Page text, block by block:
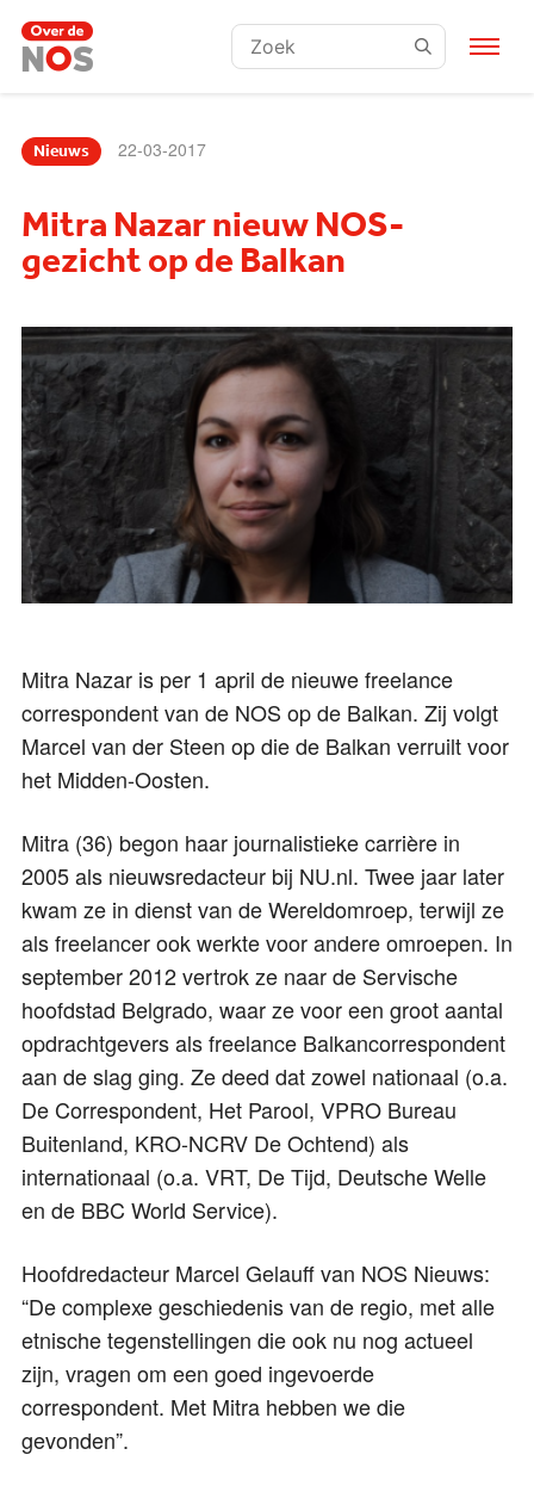
Zoeken:
Nieuws 22-03-2017
Mitra Nazar nieuw NOS-
gezicht op de Balkan
Mitra Nazar is per 1 april de nieuwe freelance
correspondent van de NOS op de Balkan. Zij volgt
Marcel van der Steen op die de Balkan verruilt voor
het Midden-Oosten.
Mitra (36) begon haar journalistieke carrière in
2005 als nieuwsredacteur bij NU.nl. Twee jaar later
kwam ze in dienst van de Wereldomroep, terwijl ze
als freelancer ook werkte voor andere omroepen. In
september 2012 vertrok ze naar de Servische
hoofdstad Belgrado, waar ze voor een groot aantal
opdrachtgevers als freelance Balkancorrespondent
aan de slag ging. Ze deed dat zowel nationaal (o.a.
De Correspondent, Het Parool, VPRO Bureau
Buitenland, KRO-NCRV De Ochtend) als
internationaal (o.a. VRT, De Tijd, Deutsche Welle
en de BBC World Service).
Hoofdredacteur Marcel Gelauff van NOS Nieuws:
“De complexe geschiedenis van de regio, met alle
etnische tegenstellingen die ook nu nog actueel
zijn, vragen om een goed ingevoerde
correspondent. Met Mitra hebben we die
gevonden”.